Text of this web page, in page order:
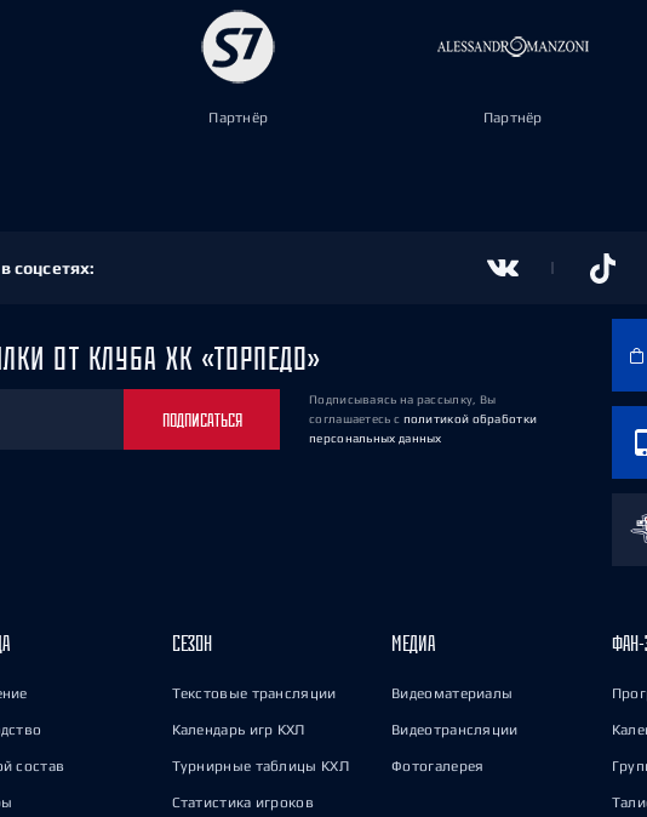
Партнёр Партнёр
соцсетях:
ОТ КЛУБА ХК «ТОРПЕДО»
ПОДПИСАТЬСЯ
Подписываясь на рассылку, Вы
соглашаетесь с политикой обработки
персональных данных
состав
СЕЗОН
Текстовые трансляции
Календарь игр КХЛ
Турнирные таблицы КХЛ
Статистика игроков
МЕДИА
Видеоматериалы
Видеотрансляции
Фотогалерея
ФАН-